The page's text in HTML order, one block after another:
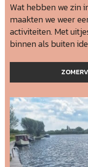
Wat hebben we zin
maakten we weer
activiteiten. Met
binnen als buiten